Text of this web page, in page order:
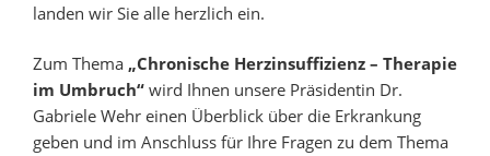
landen wir Sie alle herzlich ein.
Zum Thema „Chronische Herzinsuffizienz – Therapie
im Umbruch“ wird Ihnen unsere Präsidentin Dr.
Gabriele Wehr einen Überblick über die Erkrankung
geben und im Anschluss für Ihre Fragen zu dem Thema